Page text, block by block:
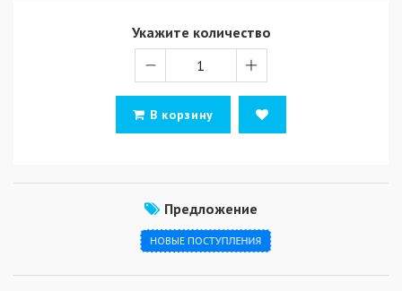
Укажите количество
В корзину
Предложение
НОВЫЕ ПОСТУПЛЕНИЯ